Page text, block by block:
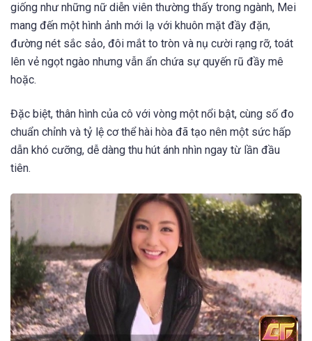
giống như những nữ diễn viên thường thấy trong ngành, Mei
mang đến một hình ảnh mới lạ với khuôn mặt đầy đặn,
đường nét sắc sảo, đôi mắt to tròn và nụ cười rạng rỡ, toát
lên vẻ ngọt ngào nhưng vẫn ẩn chứa sự quyến rũ đầy mê
hoặc.
Đặc biệt, thân hình của cô với vòng một nổi bật, cùng số đo
chuẩn chỉnh và tỷ lệ cơ thể hài hòa đã tạo nên một sức hấp
dẫn khó cưỡng, dễ dàng thu hút ánh nhìn ngay từ lần đầu
tiên.